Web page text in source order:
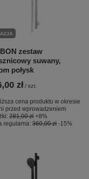
zestaw
suwany,
połysk
zł / szt.
cena produktu w okresie
przed wprowadzeniem
281,00 zł +8%
regularna: 360,00 zł -15%